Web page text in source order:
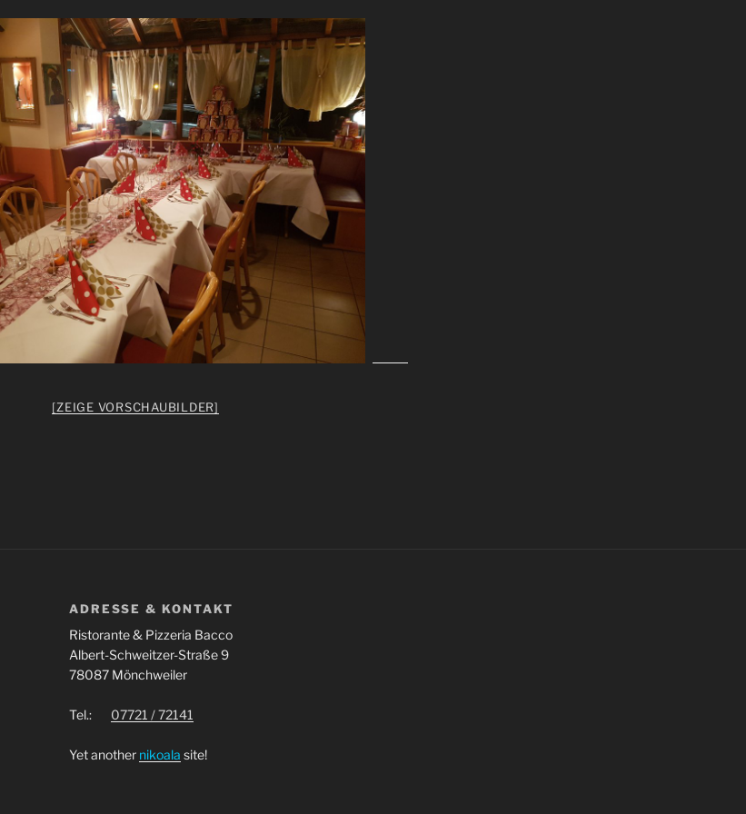
[ZEIGE VORSCHAUBILDER]
ADRESSE & KONTAKT
Ristorante & Pizzeria Bacco
Albert-Schweitzer-Straße 9
78087 Mönchweiler
Tel.: 07721 / 72141
Yet another nikoala site!